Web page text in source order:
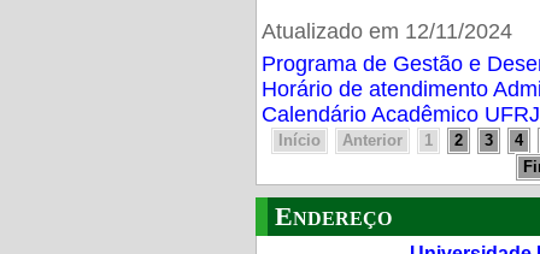
Atualizado em 12/11/2024
Programa de Gestão e
Horário de atendimento
Calendário Acadêmico
Início Anterior 1 2 3
4
Endereço